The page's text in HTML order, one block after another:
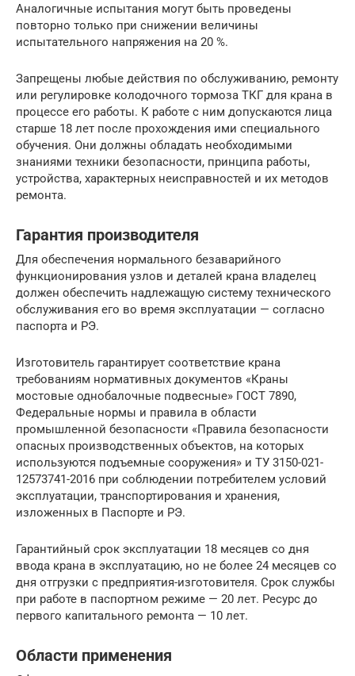
Аналогичные испытания могут быть проведены
повторно только при снижении величины
испытательного напряжения на 20 %.
Запрещены любые действия по обслуживанию, ремонту
или регулировке колодочного тормоза ТКГ для крана в
процессе его работы. К работе с ним допускаются лица
старше 18 лет после прохождения ими специального
обучения. Они должны обладать необходимыми
знаниями техники безопасности, принципа работы,
устройства, характерных неисправностей и их методов
ремонта.
Гарантия производителя
Для обеспечения нормального безаварийного
функционирования узлов и деталей крана владелец
должен обеспечить надлежащую систему технического
обслуживания его во время эксплуатации — согласно
паспорта и РЭ.
Изготовитель гарантирует соответствие крана
требованиям нормативных документов «Краны
мостовые однобалочные подвесные» ГОСТ 7890,
Федеральные нормы и правила в области
промышленной безопасности «Правила безопасности
опасных производственных объектов, на которых
используются подъемные сооружения» и ТУ 3150-021-
12573741-2016 при соблюдении потребителем условий
эксплуатации, транспортирования и хранения,
изложенных в Паспорте и РЭ.
Гарантийный срок эксплуатации 18 месяцев со дня
ввода крана в эксплуатацию, но не более 24 месяцев со
дня отгрузки с предприятия-изготовителя. Срок службы
при работе в паспортном режиме — 20 лет. Ресурс до
первого капитального ремонта — 10 лет.
Области применения